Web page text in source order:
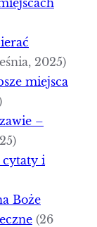
2025)
miejsca
–
cytaty i
Boże
(26